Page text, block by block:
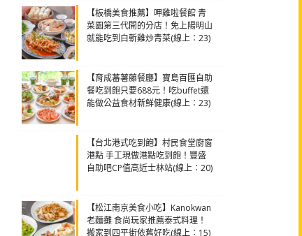
【板橋美食推薦】呷雞啦餐館 青
菜園第三代開的分店！免上陽明山
就能吃到白斬雞炒青菜(線上：23)
【育成蕃薯藤餐廳】寶島百匯自助
餐吃到飽只要688元！吃buffet還
能做公益食材新鮮健康(線上：23)
【台北港式吃到飽】村民食堂廚窗
港點 手工現做港點吃到飽！豐盛
自助吧CP值高近士林站(線上：20)
【松江南京美食小吃】Kanokwan
老麵攤 食尚玩家推薦泰式料理！
搬家到四平街依舊好吃(線上：15)